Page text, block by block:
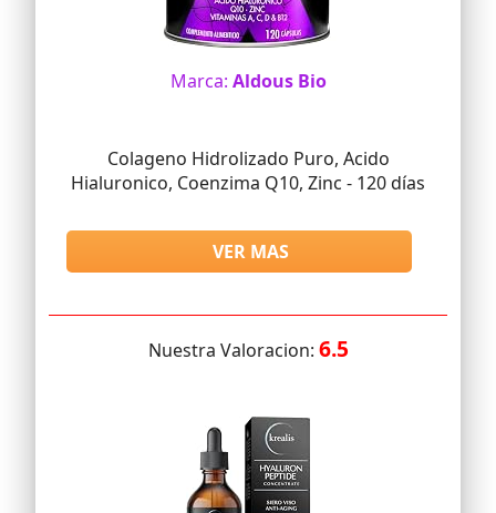
Marca: Aldous Bio
Colageno Hidrolizado Puro, Acido
Hialuronico, Coenzima Q10, Zinc - 120 días
VER MAS
Nuestra Valoracion: 6.5